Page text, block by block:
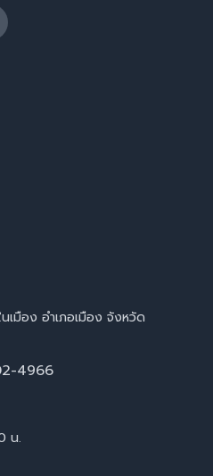
มือง อำเภอเมือง จังหวัด
4966
น.